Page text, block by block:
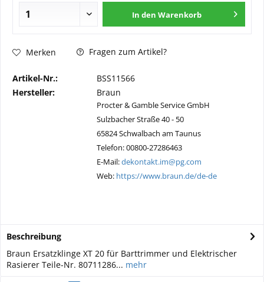
In den Warenkorb
Merken Fragen zum Artikel?
Artikel-Nr.:
BSS11566
Hersteller:
Braun
Procter & Gamble Service GmbH
Sulzbacher Straße 40 - 50
65824 Schwalbach am Taunus
Telefon: 00800-27286463
E-Mail:dekontakt.im@pg.com
Web: https://www.braun.de/de-de
Beschreibung
Braun Ersatzklinge XT 20 für Barttrimmer und Elektrischer
Rasierer Teile-Nr. 80711286... mehr